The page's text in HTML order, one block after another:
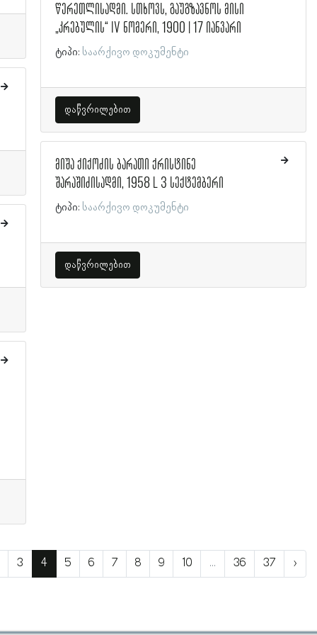
წერეთლისადმი. სთხოვს, გაუგზავნოს მისი
„კრებულის“ IV ნომერი, 1900 | 17 იანვარი
ტიპი: საარქივო დოკუმენტი
დაწვრილებით
მიშა ქიქოძის ბარათი ქრისტინე
შარაშიძისადმი, 1958 l 3 სექტემბერი
ტიპი: საარქივო დოკუმენტი
დაწვრილებით
3 4 5 6 7 8 9 10 ... 36 37 ›